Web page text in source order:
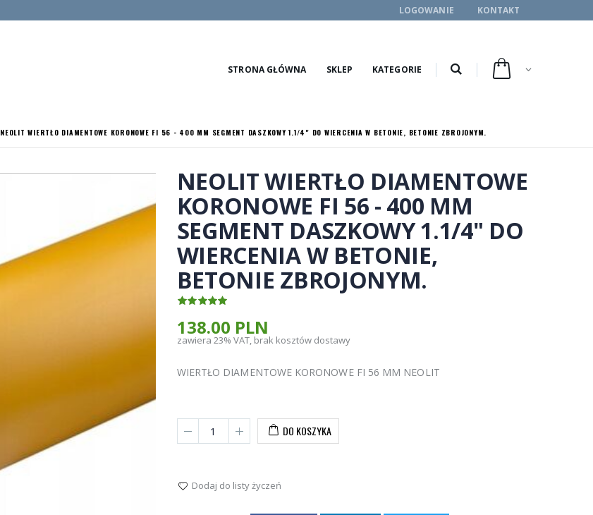
LOGOWANIE KONTAKT
STRONA GŁÓWNA SKLEP KATEGORIE
NEOLIT WIERTŁO DIAMENTOWE KORONOWE FI 56 - 400 MM SEGMENT DASZKOWY 1.1/4" DO WIERCENIA W BETONIE, BETONIE ZBROJONYM.
NEOLIT WIERTŁO DIAMENTOWE
KORONOWE FI 56 - 400 MM
SEGMENT DASZKOWY 1.1/4" DO
WIERCENIA W BETONIE,
BETONIE ZBROJONYM.
138.00 PLN
zawiera 23% VAT, brak kosztów dostawy
WIERTŁO DIAMENTOWE KORONOWE FI 56 MM NEOLIT
DO KOSZYKA
Dodaj do listy życzeń